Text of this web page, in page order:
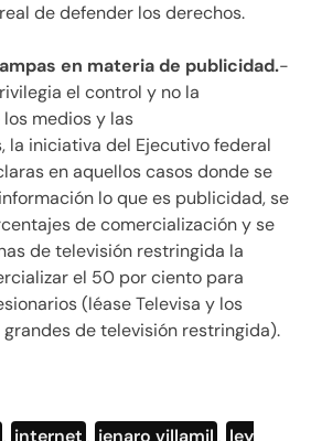
de defender los derechos.
en materia de publicidad.-
el control y no la
medios y las
la iniciativa del Ejecutivo federal
en aquellos casos donde se
lo que es publicidad, se
de comercialización y se
de televisión restringida la
el 50 por ciento para
(léase Televisa y los
de televisión restringida).